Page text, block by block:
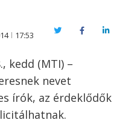
17:53 TwitterFacebook
kedd (MTI) –
nevet
írók, az érdeklődők